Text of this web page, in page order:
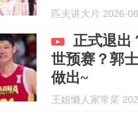
匹夫讲大片 2026-
正式退出
世预赛？郭
做出~
王姐懒人家常菜